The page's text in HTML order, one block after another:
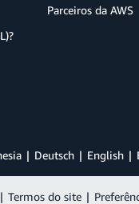
Parceiros da AWS
Deutsch English
| Termos do site |